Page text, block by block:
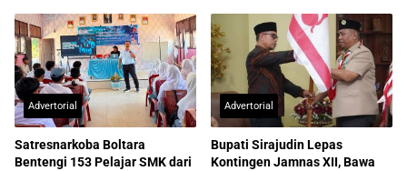
Advertorial
Satresnarkoba Boltara
Bentengi 153 Pelajar SMK dari
Advertorial
Bupati Sirajudin Lepas
Kontingen Jamnas XII, Bawa